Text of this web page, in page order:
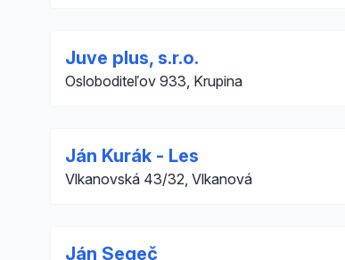
Juve plus, s.r.o.
Osloboditeľov 933, Krupina
Ján Kurák - Les
Vlkanovská 43/32, Vlkanová
Ján Segeč